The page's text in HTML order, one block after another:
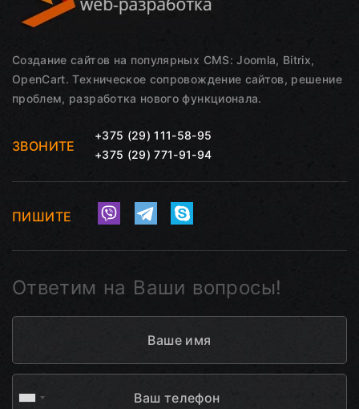
Создание сайтов на популярных CMS: Joomla, Bitrix,
OpenCart. Техническое сопровождение сайтов, решение
проблем, разработка нового функционала.
ЗВОНИТЕ
+375 (29) 111-58-95
+375 (29) 771-91-94
ПИШИТЕ
Ответим на Ваши вопросы!